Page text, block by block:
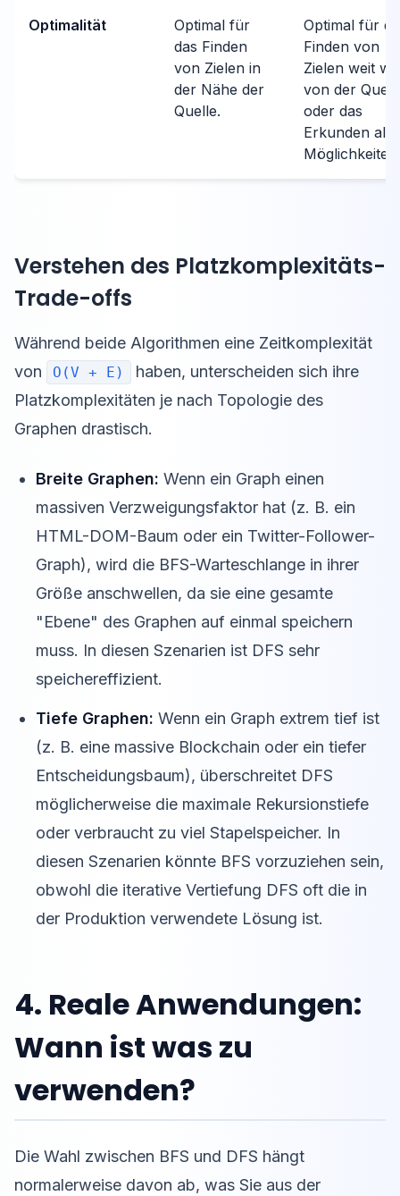
Optimalität
Optimal für
das Finden
von Zielen in
der Nähe der
Quelle.
Optimal für
Finden von
Zielen weit
von der
oder das
Erkunden
Möglichkeiten.
Verstehen des Platzkomplexitäts-
Trade-offs
Während beide Algorithmen eine Zeitkomplexität
von
O(V + E)
haben, unterscheiden sich ihre
Platzkomplexitäten je nach Topologie des
Graphen drastisch.
Breite Graphen: Wenn ein Graph einen
massiven Verzweigungsfaktor hat (z. B. ein
HTML-DOM-Baum oder ein Twitter-Follower-
Graph), wird die BFS-Warteschlange in ihrer
Größe anschwellen, da sie eine gesamte
"Ebene" des Graphen auf einmal speichern
muss. In diesen Szenarien ist DFS sehr
speichereffizient.
Tiefe Graphen: Wenn ein Graph extrem tief ist
(z. B. eine massive Blockchain oder ein tiefer
Entscheidungsbaum), überschreitet DFS
möglicherweise die maximale Rekursionstiefe
oder verbraucht zu viel Stapelspeicher. In
diesen Szenarien könnte BFS vorzuziehen sein,
obwohl die iterative Vertiefung DFS oft die in
der Produktion verwendete Lösung ist.
4. Reale Anwendungen:
Wann ist was zu
verwenden?
Die Wahl zwischen BFS und DFS hängt
normalerweise davon ab, was Sie aus der